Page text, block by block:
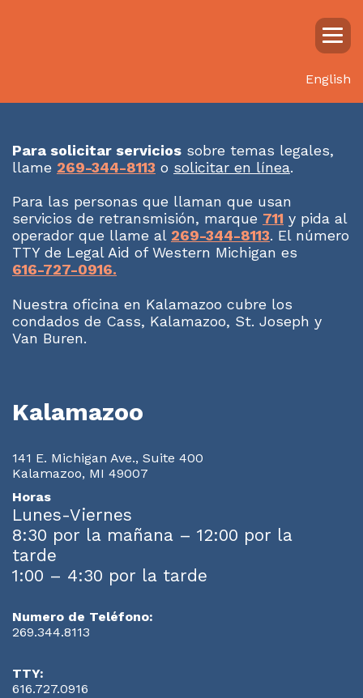
English
Para solicitar servicios sobre temas legales,
llame 269-344-8113 o solicitar en línea.
Para las personas que llaman que usan
servicios de retransmisión, marque 711 y pida al
operador que llame al 269-344-8113. El número
TTY de Legal Aid of Western Michigan es
616-727-0916.
Nuestra oficina en Kalamazoo cubre los
condados de Cass, Kalamazoo, St. Joseph y
Van Buren.
Kalamazoo
141 E. Michigan Ave., Suite 400
Kalamazoo, MI 49007
Horas
Lunes-Viernes
8:30 por la mañana – 12:00 por la
tarde
1:00 – 4:30 por la tarde
Numero de Teléfono:
269.344.8113
TTY:
616.727.0916